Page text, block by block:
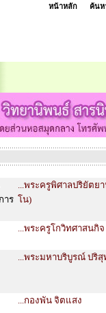
หน้าหลัก ค้นห
าร
...พระครูพิศาลปริยัต
โน)
...พระครูโกวิทศาสนกิ
...พระมหาบริบูรณ์ ปริสุ
...กองพัน จิตแสง